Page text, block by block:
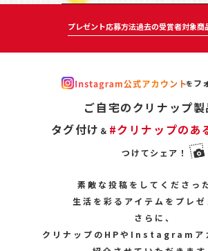
プレゼント応募方法過去の受賞者対象商
を フ
ご自宅のクリナップ製
タグ付け ＆ #クリナップのあ
つけてシェア！
素敵な投稿をしてくださっ
生活を彩るアイテムをプレゼ
さらに、
クリナップのHPやInstagramア